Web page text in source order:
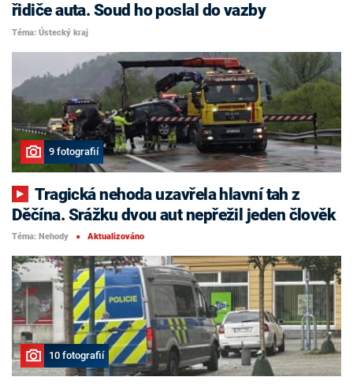
řidiče auta. Soud ho poslal do vazby
Téma: Ústecký kraj
9 fotografií
Tragická nehoda uzavřela hlavní tah z
Děčína. Srážku dvou aut nepřežil jeden člověk
Téma: Nehody ■ Aktualizováno
10 fotografií